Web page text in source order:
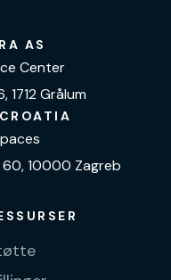
AS
Center
1712 Grålum
60, 10000 Zagreb